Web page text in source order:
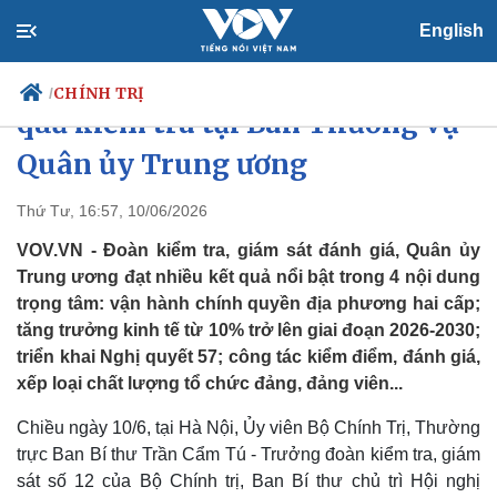
English
/CHÍNH TRỊ
Chính trị
Tổ chức nhân sự
Quốc hội
Nhận diện sự thật
Tin 24h
Dự báo thời tiết
Giáo dục
Dấu ấn VOV
Việc làm
Biển đảo
Thông qua dự thảo báo cáo kết
quả kiểm tra tại Ban Thường vụ
Quân ủy Trung ương
Thứ Tư, 16:57, 10/06/2026
VOV.VN - Đoàn kiểm tra, giám sát đánh giá, Quân ủy
Trung ương đạt nhiều kết quả nổi bật trong 4 nội dung
trọng tâm: vận hành chính quyền địa phương hai cấp;
tăng trưởng kinh tế từ 10% trở lên giai đoạn 2026-2030;
triển khai Nghị quyết 57; công tác kiểm điểm, đánh giá,
xếp loại chất lượng tổ chức đảng, đảng viên...
Chiều ngày 10/6, tại Hà Nội, Ủy viên Bộ Chính Trị, Thường
trực Ban Bí thư Trần Cẩm Tú - Trưởng đoàn kiểm tra, giám
sát số 12 của Bộ Chính trị, Ban Bí thư chủ trì Hội nghị